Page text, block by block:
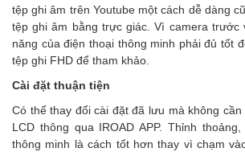
tệp ghi âm trên Youtube một cách dễ dàng
tệp ghi âm bằng trực giác. Vì camera trước
năng của điện thoại thông minh phải đủ tốt
tệp ghi FHD để tham khảo.
Cài đặt thuận tiện
Có thể thay đổi cài đặt đã lưu mà không
LCD thông qua IROAD APP. Thỉnh
thông minh là cách tốt hơn thay vì chạm